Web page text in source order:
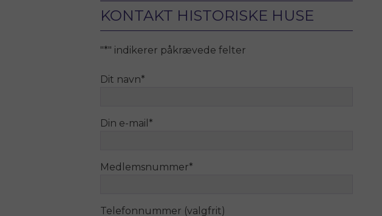
KONTAKT HISTORISKE HUSE
"*" indikerer påkrævede felter
Dit navn*
Din e-mail *
Medlemsnummer*
Telefonnummer (valgfrit)